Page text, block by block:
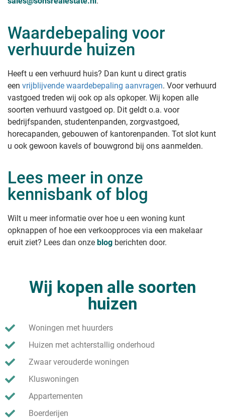
Waardebepaling voor
verhuurde huizen
Heeft u een verhuurd huis? Dan kunt u direct gratis
een vrijblijvende waardebepaling aanvragen. Voor verhuurd
vastgoed treden wij ook op als opkoper. Wij kopen alle
soorten verhuurd vastgoed op. Dit geldt o.a. voor
bedrijfspanden, studentenpanden, zorgvastgoed,
horecapanden, gebouwen of kantorenpanden. Tot slot kunt
u ook gewoon kavels of bouwgrond bij ons aanmelden.
Lees meer in onze
kennisbank of blog
Wilt u meer informatie over hoe u een woning kunt
opknappen of hoe een verkoopproces via een makelaar
eruit ziet? Lees dan onze blog berichten door.
Wij kopen alle soorten
huizen
Woningen met huurders
Huizen met achterstallig onderhoud
Zwaar verouderde woningen
Kluswoningen
Appartementen
Boerderijen